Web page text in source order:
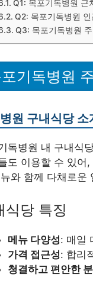
Q1: 목포기독병원 근
Q2: 목포기독병원
Q3: 목포기독병원
기독병원
원 구내식당 소
독병원 내 구내식
도 이용할 수 있어
와 함께 다채로운
식당 특징
메뉴 다양성: 매일
가격 접근성: 합리
청결하고 편안한 분